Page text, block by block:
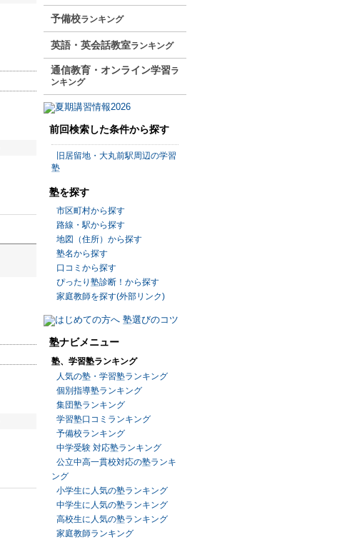
予備校ランキング
英語・英会話教室ランキング
通信教育・オンライン学習ラ
ンキング
前回検索した条件から探す
旧居留地・大丸前駅周辺の学習
塾
塾を探す
市区町村から探す
路線・駅から探す
地図（住所）から探す
塾名から探す
口コミから探す
ぴったり塾診断！から探す
家庭教師を探す(外部リンク)
塾ナビメニュー
塾、学習塾ランキング
人気の塾・学習塾ランキング
個別指導塾ランキング
集団塾ランキング
学習塾口コミランキング
予備校ランキング
中学受験 対応塾ランキング
公立中高一貫校対応の塾ランキ
ング
小学生に人気の塾ランキング
中学生に人気の塾ランキング
高校生に人気の塾ランキング
家庭教師ランキング